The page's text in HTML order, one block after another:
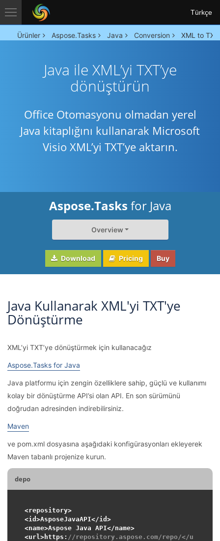
Türkçe
Ürünler Aspose.Tasks Java Conversion XML to
Java ile XML’yi TXT’ye
dönüştürün
Office Otomasyonu olmadan yerel
Java kitaplığını kullanarak Microsoft
Visio XML’yi TXT’ye aktarın.
Aspose.Tasks for Java
Overview
Download Pricing Buy
Java Kullanarak XML'yi TXT'ye
Dönüştürme
XML’yi TXT’ye dönüştürmek için kullanacağız
Aspose.Tasks for Java
Java platformu için zengin özelliklere sahip, güçlü ve kullanımı
kolay bir dönüştürme API’si olan API. En son sürümünü
doğrudan adresinden indirebilirsiniz.
Maven
ve pom.xml dosyasına aşağıdaki konfigürasyonları ekleyerek
Maven tabanlı projenize kurun.
depo
<repository>
<id>AsposeJavaAPI</id>
<name>Aspose Java API</name>
<url>https: //repository.aspose.com/repo/</u